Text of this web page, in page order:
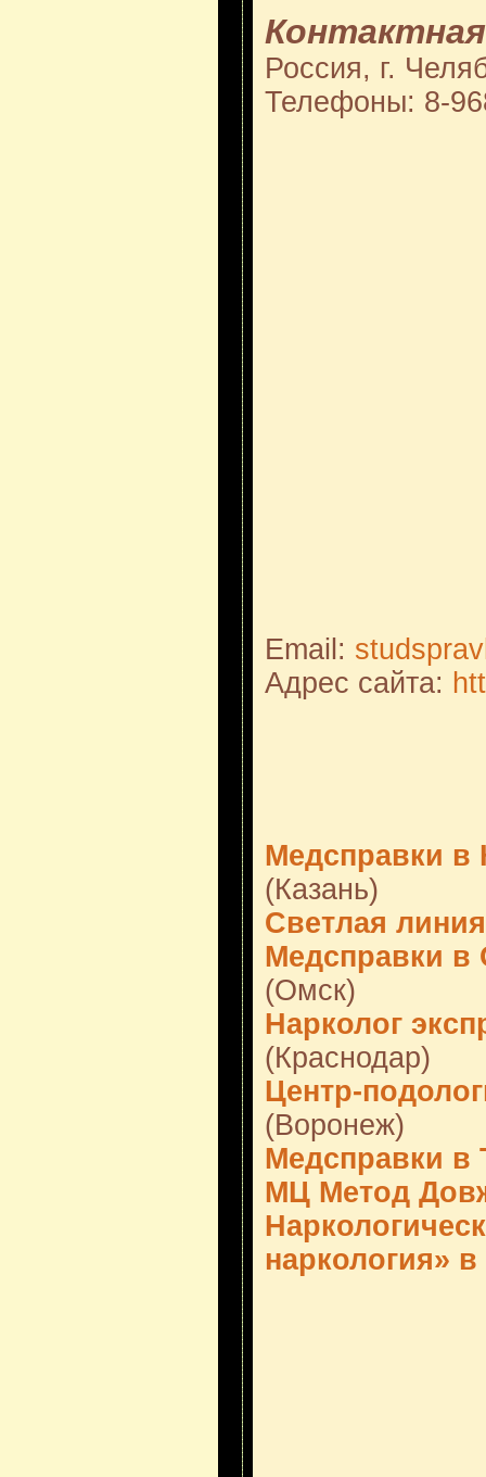
Россия, г.
Телефоны: 8-
Email:
Адрес сайта:
Медсправки в
(Казань)
Светлая
Медсправки в
(Омск)
Нарколог
(Краснодар)
Центр-
(Воронеж)
Медсправки в
МЦ Метод
наркология»